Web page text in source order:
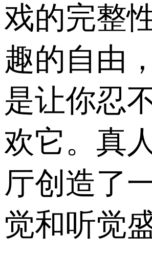
戏的完整
趣的自由
是让你忍
欢它。真
厅创造了
觉和听觉